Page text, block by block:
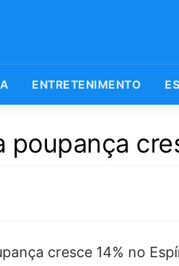
ENTRETENIMENTO
poupança